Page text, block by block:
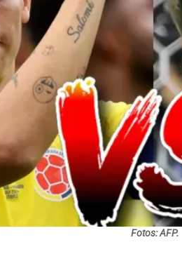
Fotos: AFP.